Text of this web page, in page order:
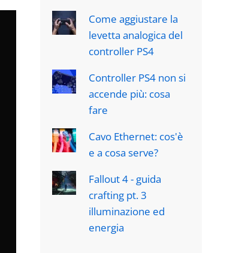
Come aggiustare la
levetta analogica del
controller PS4
Controller PS4 non si
accende più: cosa
fare
Cavo Ethernet: cos'è
e a cosa serve?
Fallout 4 - guida
crafting pt. 3
illuminazione ed
energia